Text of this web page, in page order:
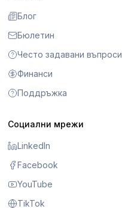
Блог
Бюлетин
Често задавани въпроси
Финанси
Поддръжка
Социални мрежи
LinkedIn
Facebook
YouTube
TikTok